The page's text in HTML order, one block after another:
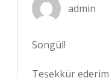
admin
Songül!
Teşekkür ederim,